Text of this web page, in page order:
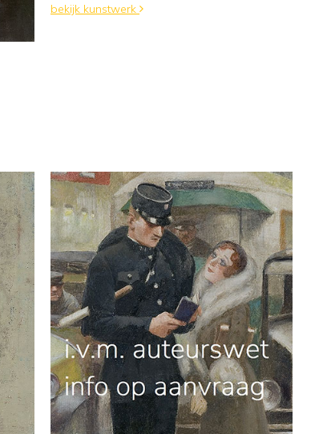
bekijk kunstwerk